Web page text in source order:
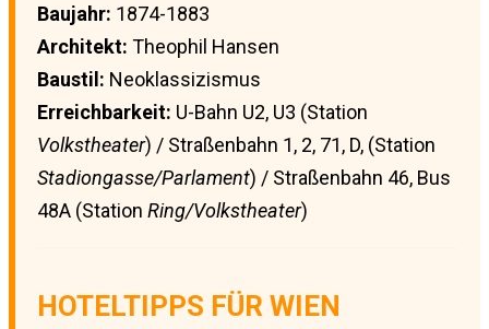
Baujahr: 1874-1883
Architekt: Theophil Hansen
Baustil: Neoklassizismus
Erreichbarkeit: U-Bahn U2, U3 (Station
Volkstheater) / Straßenbahn 1, 2, 71, D, (Station
Stadiongasse/Parlament) / Straßenbahn 46, Bus
48A (Station Ring/Volkstheater)
HOTELTIPPS FÜR WIEN